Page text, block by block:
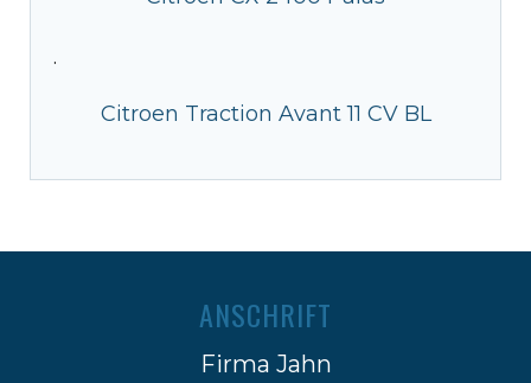
·
Citroen Traction Avant 11 CV BL
ANSCHRIFT
Firma Jahn